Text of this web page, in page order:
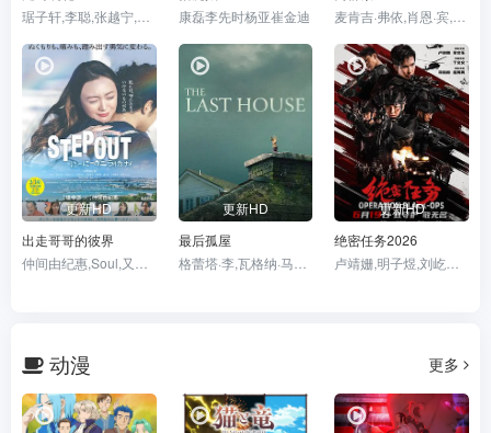
康磊李先时杨亚崔金迪
更新HD
出走哥哥的彼界
更新HD
最后孤屋
更新HD
绝密任务2026
动漫 更多